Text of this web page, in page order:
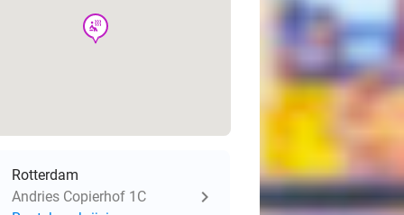
wellness
Rotterdam
Andries Copierhof 1C